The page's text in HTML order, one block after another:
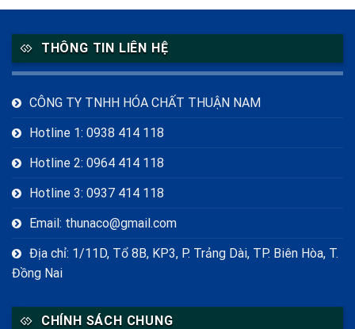
THÔNG TIN LIÊN HỆ
CÔNG TY TNHH HÓA CHẤT THUẬN NAM
Hotline 1: 0938 414 118
Hotline 2: 0964 414 118
Hotline 3: 0937 414 118
Email: thunaco@gmail.com
Địa chỉ: 1/11D, Tổ 8B, KP3, P. Trảng Dài, TP. Biên Hòa, T.
Đồng Nai
CHÍNH SÁCH CHUNG